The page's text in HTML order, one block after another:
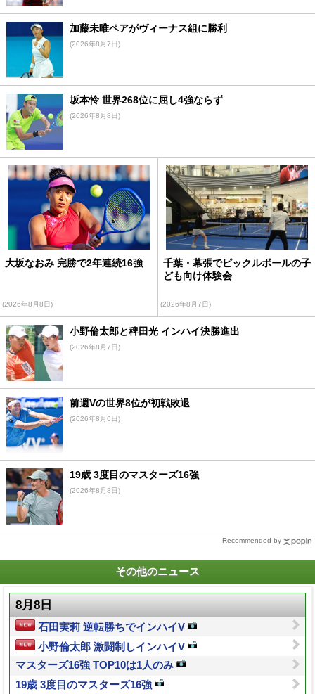
加藤未唯ペアがヴィーナス組に勝利
(2026年8月7日)
坂本怜 世界268位に屈し4強ならず
(2026年8月8日)
大坂なおみ 完勝で2年連続16強
(2026年8月8日)
千葉・幕張でピックルボールの子
ども向け体験会
(2026年8月7日)
小野倫太郎と稗田光 インハイ決勝進出
(2026年8月7日)
前週Vの世界8位が初戦敗退
(2026年8月6日)
19歳 3度目のマスターズ16強
(2026年8月8日)
Recommended by
その他のニュース
8月8日
石田実莉 逆転勝ちでインハイV
小野倫太郎 激闘制しインハイV
マスターズ16強 TOP10は1人のみ
19歳 3度目のマスターズ16強